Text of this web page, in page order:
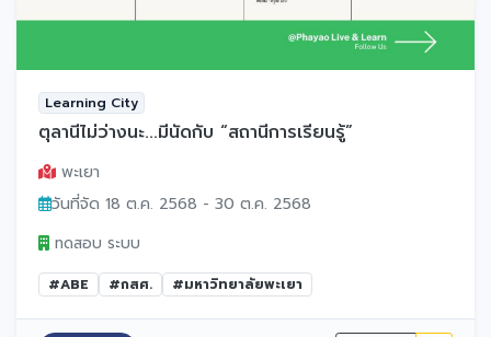
Learning City
ตุลานี้ไม่ว่างนะ...มีนัดกับ “สถานีการเรียนรู้”
พะเยา
วันที่จัด 18 ต.ค. 2568 - 30 ต.ค. 2568
ทดสอบ ระบบ
#ABE #กสศ. #มหาวิทยาลัยพะเยา